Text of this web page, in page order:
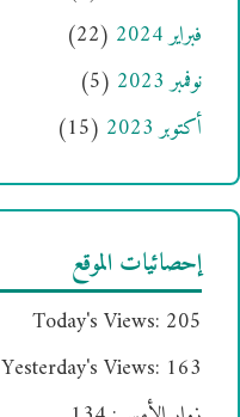
فبراير 2024
(22)
نوفمبر 2023
(5)
أكتوبر 2023
(15)
إحصائيات الموقع
Today's Views: 205
Yesterday's Views: 163